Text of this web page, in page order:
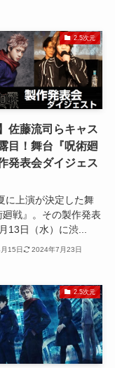
2.5次元
佐藤流司らキャス
目！舞台『呪術廻
発表会ダイジェス
に上演が決定した舞
廻戦』。その製作発表
13日（水）に渋...
15日 2024年7月23日
2.5次元